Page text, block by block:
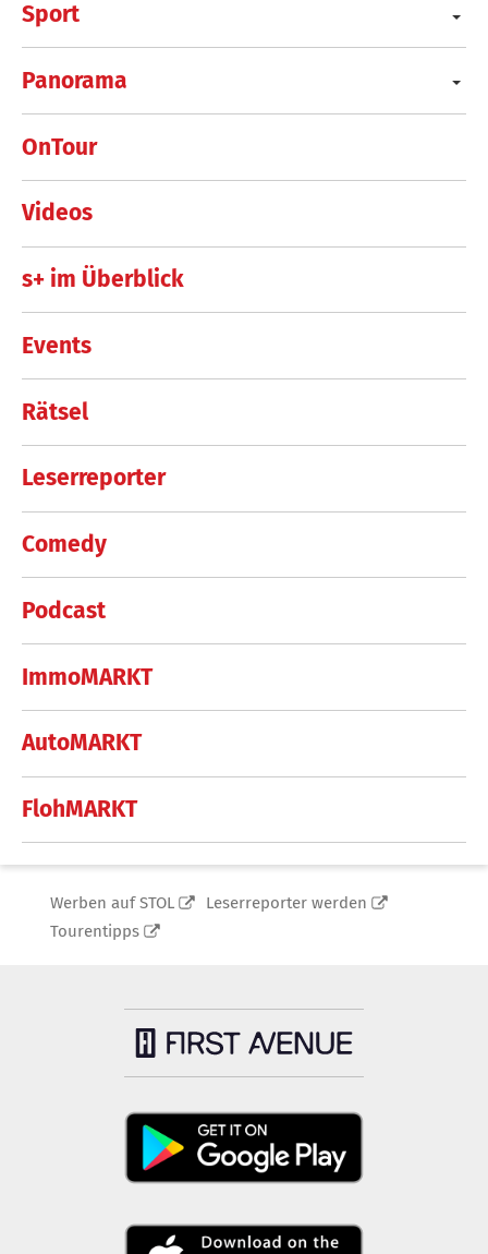
Sport
Panorama
OnTour
Videos
s+ im Überblick
Events
Rätsel
Leserreporter
Comedy
Podcast
ImmoMARKT
AutoMARKT
FlohMARKT
Werben auf STOL
Leserreporter werden
Tourentipps